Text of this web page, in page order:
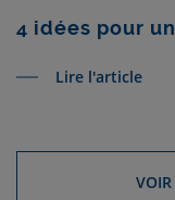
4 idées pour
Lire l'article
VOIR